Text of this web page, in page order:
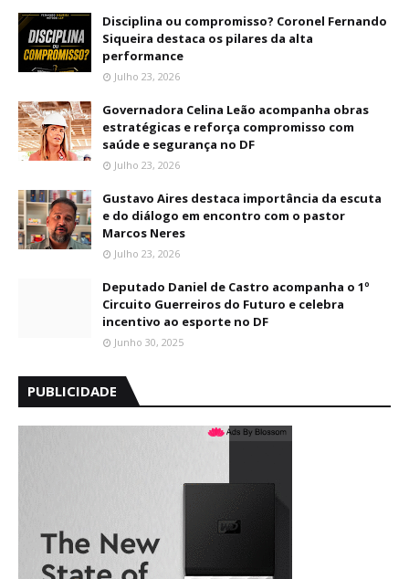
Disciplina ou compromisso? Coronel Fernando
Siqueira destaca os pilares da alta
performance
Julho 23, 2026
Governadora Celina Leão acompanha obras
estratégicas e reforça compromisso com
saúde e segurança no DF
Julho 23, 2026
Gustavo Aires destaca importância da escuta
e do diálogo em encontro com o pastor
Marcos Neres
Julho 23, 2026
Deputado Daniel de Castro acompanha o 1º
Circuito Guerreiros do Futuro e celebra
incentivo ao esporte no DF
Junho 30, 2025
PUBLICIDADE